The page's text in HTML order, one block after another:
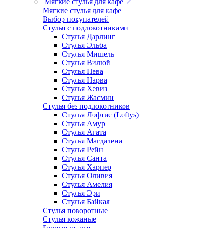
Мягкие стулья для кафе
Мягкие стулья для кафе
Выбор покупателей
Стулья с подлокотниками
Стулья Дарлинг
Стулья Эльба
Стулья Мишель
Стулья Вилюй
Стулья Нева
Стулья Нарва
Стулья Хевиз
Стулья Жасмин
Стулья без подлокотников
Стулья Лофтис (Loftys)
Стулья Амур
Стулья Агата
Стулья Магдалена
Стулья Рейн
Стулья Санта
Стулья Харпер
Стулья Оливия
Стулья Амелия
Стулья Эри
Стулья Байкал
Стулья поворотные
Стулья кожаные